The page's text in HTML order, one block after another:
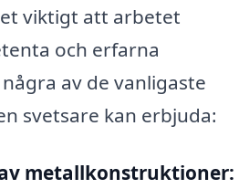
viktigt att arbetet
och erfarna
av de vanligaste
svetsare kan erbjuda:
metallkonstruktioner: